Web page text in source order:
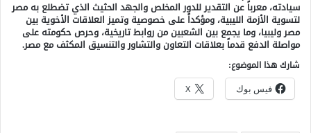
سيادته، معرباً عن التقدير للدور المخلص والجهد الحثيث الذي تضطلع به مصر
لتسوية الأزمة الليبية، ومؤكداً على خصوصية وتميز العلاقات الأخوية بين
مصر وليبيا، وما يجمع بين الشعبين من روابط تاريخية، وحرص حكومته على
مواصلة الدفع قدماً بعلاقات التعاون والتشاور والتنسيق المكثف مع مصر.
شارك هذا الموضوع:
فيس بوك X